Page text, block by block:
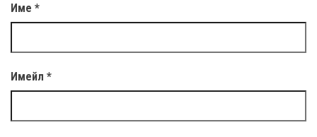
Име *
Имейл *